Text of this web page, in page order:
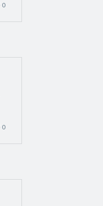
0
0